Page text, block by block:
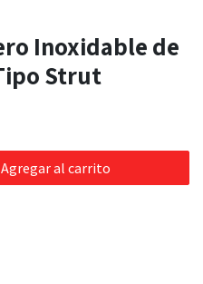
Inoxidable de
Strut
Agregar al carrito